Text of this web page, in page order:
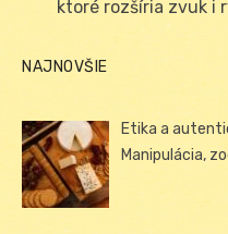
ktoré rozšíria zvuk i
NAJNOVŠIE
Etika a
Manipulácia,